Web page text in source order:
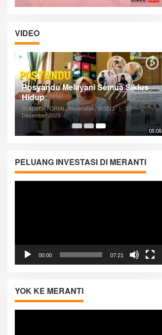
VIDEO
05:08
Posyandu Melayani Semua Siklus
Hidup
Di ADVERTORIAL, Kesehatan, VIDEO |
27
Desember 2023
PELUANG INVESTASI DI MERANTI
00:00 07:21
YOK KE MERANTI